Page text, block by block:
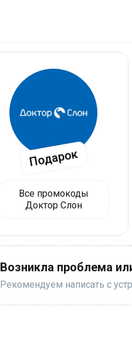
Подарок
Все промокоды
Доктор Слон
Возникла проблема
Рекомендуем написать с